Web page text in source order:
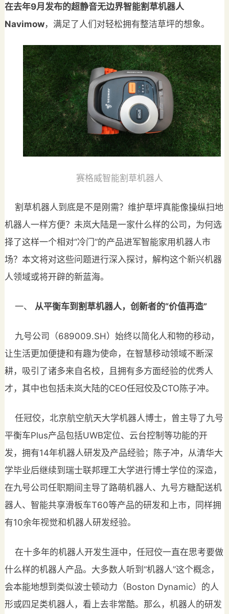
在去年9月发布的超静音无边界智能割草机器人
Navimow，满足了人们对轻松拥有整洁草坪的想象。
赛格威智能割草机器人
割草机器人到底是不是刚需？维护草坪真能像操纵扫地
机器人一样方便？未岚大陆是一家什么样的公司，为何选
择了这样一个相对“冷门”的产品进军智能家用机器人市
场？本文将对这些问题进行深入探讨，解构这个新兴机器
人领域或将开辟的新蓝海。
一、 从平衡车到割草机器人，创新者的“价值再造”
九号公司（689009.SH）始终以简化人和物的移动，
让生活更加便捷和有趣为使命，在智慧移动领域不断深
耕，吸引了诸多来自名校，且拥有多方面经验的优秀人
才，其中也包括未岚大陆的CEO任冠佼及CTO陈子冲。
任冠佼，北京航空航天大学机器人博士，曾主导了九号
平衡车Plus产品包括UWB定位、云台控制等功能的开
发，拥有14年机器人研发及产品经验；陈子冲，从清华大
学毕业后继续到瑞士联邦理工大学进行博士学位的深造，
在九号公司任职期间主导了路萌机器人、九号方糖配送机
器人、智能共享滑板车T60等产品的研发和上市，同样拥
有10余年视觉和机器人研发经验。
在十多年的机器人开发生涯中，任冠佼一直在思考要做
什么样的机器人产品。大多数人听到“机器人”这个概念，
会本能地想到类似波士顿动力（Boston Dynamic）的人
形或四足类机器人，看上去非常酷。那么，机器人的研发